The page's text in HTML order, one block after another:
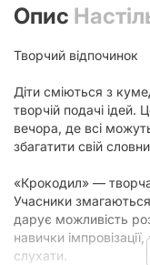
Опис
Творчий відпочинок
Діти сміються з
творчій подачі ідей.
вечора, де всі
збагатити свій
«Крокодил» — творча
Учасники
дарує можливість
навички
слухати.